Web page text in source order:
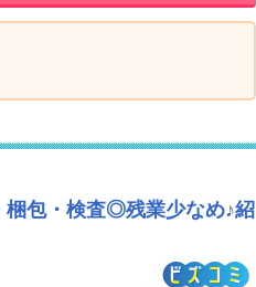
梱包・検査◎残業少なめ♪紹